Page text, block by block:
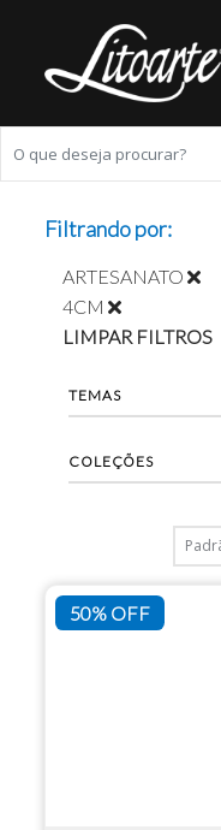
50% OFF
Filtrando por:
ARTESANATO
4CM
LIMPAR FILTROS
TEMAS
COLEÇÕES